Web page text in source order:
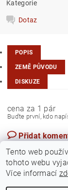
Kategorie
Dotaz
POPIS
ZEMĚ PŮVODU
DISKUZE
cena za 1 pár
Buďte první, kdo
Přidat
Tento web
tohoto webu
Více informací